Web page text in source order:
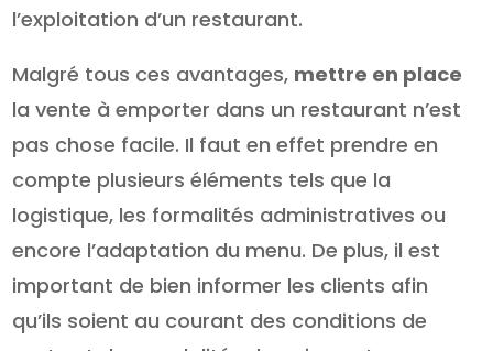
l’exploitation d’un restaurant.
Malgré tous ces avantages, mettre en place
la vente à emporter dans un restaurant n’est
pas chose facile. Il faut en effet prendre en
compte plusieurs éléments tels que la
logistique, les formalités administratives ou
encore l’adaptation du menu. De plus, il est
important de bien informer les clients afin
qu’ils soient au courant des conditions de